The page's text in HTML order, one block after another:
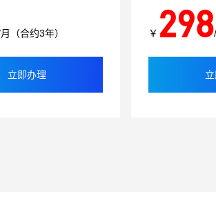
（合约3年）
立即办理
￥ 298